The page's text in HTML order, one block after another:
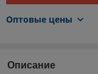
Оптовые цены
Описание